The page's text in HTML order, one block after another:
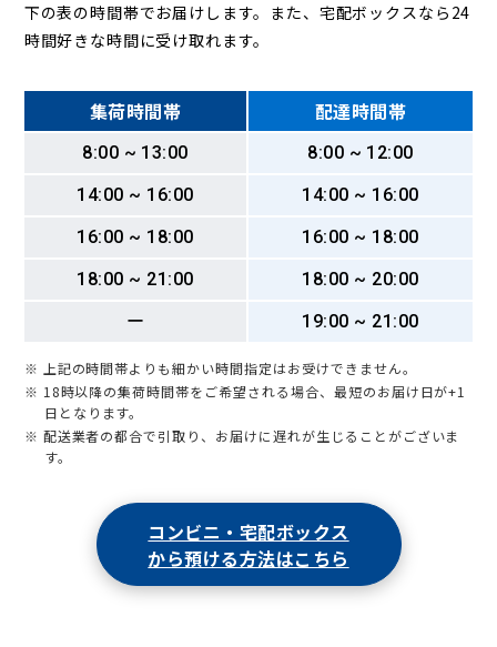
下の表の時間帯でお届けします。また、宅配ボックスなら24
時間好きな時間に受け取れます。
集荷時間帯 配達時間帯
8:00 ~ 13:00
8:00 ~ 12:00
14:00 ~ 16:00
14:00 ~ 16:00
16:00 ~ 18:00
16:00 ~ 18:00
18:00 ~ 21:00
18:00 ~ 20:00
ー
19:00 ~ 21:00
※ 上記の時間帯よりも細かい時間指定はお受けできません。
※ 18時以降の集荷時間帯をご希望される場合、最短のお届け日が+1
日となります。
※ 配送業者の都合で引取り、お届けに遅れが生じることがございま
す。
コンビニ・宅配ボックス
から預ける方法はこちら